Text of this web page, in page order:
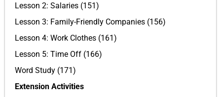
Lesson 2: Salaries (151)
Lesson 3: Family-Friendly Companies (156)
Lesson 4: Work Clothes (161)
Lesson 5: Time Off (166)
Word Study (171)
Extension Activities